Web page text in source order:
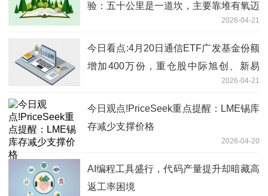
验：五十公里是一道坎，主要靠堆有氧迈
2026-04-21
今日看点:4月20日通信ETF广发基金份额
增加400万份，重仓股中际旭创、新易
2026-04-21
今日观点!PriceSeek重点提醒：LME锡库
存减少支撑价格
2026-04-20
AI编程工具盛行，代码产量提升却暗藏高
返工率困境